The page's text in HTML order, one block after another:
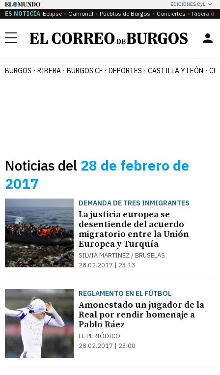
EDICIONES CyL
ES NOTICIA Eclipse Gamonal Pueblos de Burgos Conciertos Ribera del
Menú
BURGOS RIBERA BURGOS CF DEPORTES CASTILLA Y LEÓN
Noticias del 28 de febrero de
2017
DEMANDA DE TRES INMIGRANTES
La justicia europea se
desentiende del acuerdo
migratorio entre la Unión
Europea y Turquía
SILVIA MARTINEZ / BRUSELAS
28.02.2017 | 23:13
REGLAMENTO EN EL FÚTBOL
Amonestado un jugador de la
Real por rendir homenaje a
Pablo Ráez
EL PERIÓDICO
28.02.2017 | 23:00